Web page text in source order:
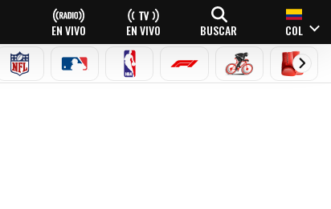
EN VIVO EN VIVO BUSCAR COL
NFL MLB NBA FÓRMULA 1CICLISMOBOXEO